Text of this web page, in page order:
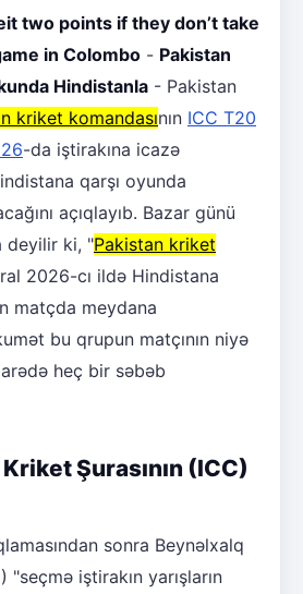
two points if they don’t take
in Colombo - Pakistan
Hindistanla - Pakistan
kriket komandasının ICC T20
-da iştirakına icazə
qarşı oyunda
açıqlayıb. Bazar günü
deyilir ki, "Pakistan kriket
2026-cı ildə Hindistana
matçda meydana
bu qrupun matçının niyə
heç bir səbəb
Şurasının (ICC)
sonra Beynəlxalq
"seçmə iştirakın yarışların